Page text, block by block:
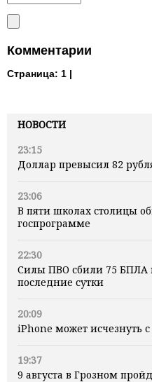
НОВОСТИ
23:15
Доллар превысил 82
23:06
В пяти школах столицы
госпрограмме
22:30
Силы ПВО сбили 75 БПЛА
последние сутки
20:09
iPhone может исчезнуть
19:37
9 августа в Грозном
Комментарии
Страница: 1 |